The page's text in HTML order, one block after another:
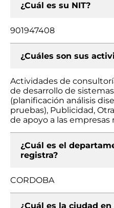
¿Cuál es su NIT?
901947408
¿Cuáles son sus
Actividades de
de desarrollo de
(planificación análisis
pruebas), Publicidad,
de apoyo a las empresas
¿Cuál es el
registra?
CORDOBA
¿Cuál es la ciudad